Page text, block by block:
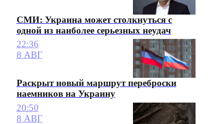
СМИ: Украина может столкнуться с
одной из наиболее серьезных неудач
22:36
8 АВГ
Раскрыт новый маршрут переброски
наемников на Украину
20:50
8 АВГ